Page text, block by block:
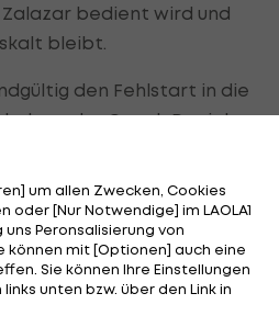
Zalazar bedient wird und
bleibt.
den Fehlstart in die
der Coach Daniel
als einem Monat im Amt
fünften Tabellenrang.
treffen Braga und
League-Playoffs im
aufeinander (ab 21:30
um allen Zwecken, Cookies
oder [Nur Notwendige] im LAOLA1
uns Peronsalisierung von
können mit [Optionen] auch eine
Sie können Ihre Einstellungen
unten bzw. über den Link in